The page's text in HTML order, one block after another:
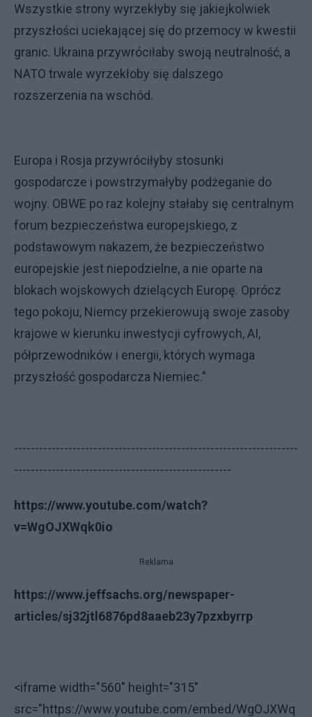
Wszystkie strony wyrzekłyby się jakiejkolwiek
przyszłości uciekającej się do przemocy w kwestii
granic. Ukraina przywróciłaby swoją neutralność, a
NATO trwale wyrzekłoby się dalszego
rozszerzenia na wschód.
Europa i Rosja przywróciłyby stosunki
gospodarcze i powstrzymałyby podżeganie do
wojny. OBWE po raz kolejny stałaby się centralnym
forum bezpieczeństwa europejskiego, z
podstawowym nakazem, że bezpieczeństwo
europejskie jest niepodzielne, a nie oparte na
blokach wojskowych dzielących Europę. Oprócz
tego pokoju, Niemcy przekierowują swoje zasoby
krajowe w kierunku inwestycji cyfrowych, AI,
półprzewodników i energii, których wymaga
przyszłość gospodarcza Niemiec."
--------------------------------------------------------------------
----------------------------------------------------
https://www.youtube.com/watch?
v=WgOJXWqk0io
Reklama
https://www.jeffsachs.org/newspaper-
articles/sj32jtl6876pd8aaeb23y7pzxbyrrp
<iframe width="560" height="315"
src="https://www.youtube.com/embed/WgOJXWq